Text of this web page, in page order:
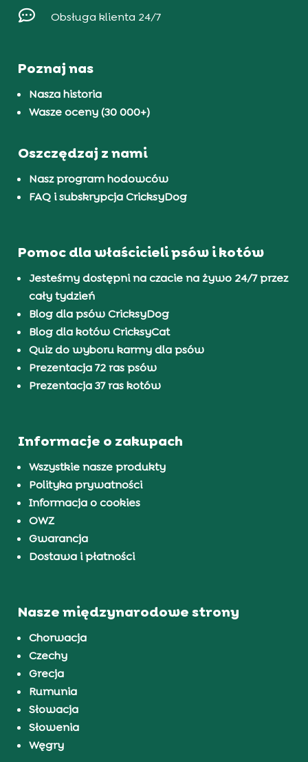
 Obsługa klienta 24/7
Poznaj nas
Nasza historia
Wasze oceny (30 000+)
Oszczędzaj z nami
Nasz program hodowców
FAQ i subskrypcja CricksyDog
Pomoc dla właścicieli psów i kotów
Jesteśmy dostępni na czacie na żywo 24/7 przez
cały tydzień
Blog dla psów CricksyDog
Blog dla kotów CricksyCat
Quiz do wyboru karmy dla psów
Prezentacja 72 ras psów
Prezentacja 37 ras kotów
Informacje o zakupach
Wszystkie nasze produkty
Polityka prywatności
Informacja o cookies
OWZ
Gwarancja
Dostawa i płatności
Nasze międzynarodowe strony
Chorwacja
Czechy
Grecja
Rumunia
Słowacja
Słowenia
Węgry